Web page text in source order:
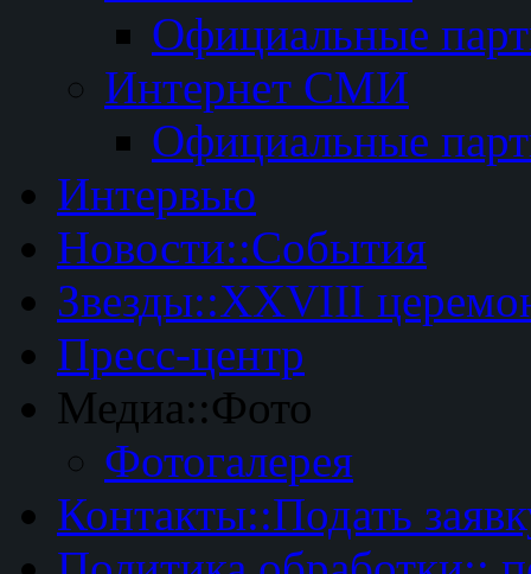
Официальные
Интернет СМИ
Официальные
Интервью
Новости::События
Звезды::XXVIII
Пресс-центр
Медиа::Фото
Фотогалерея
Контакты::Подать